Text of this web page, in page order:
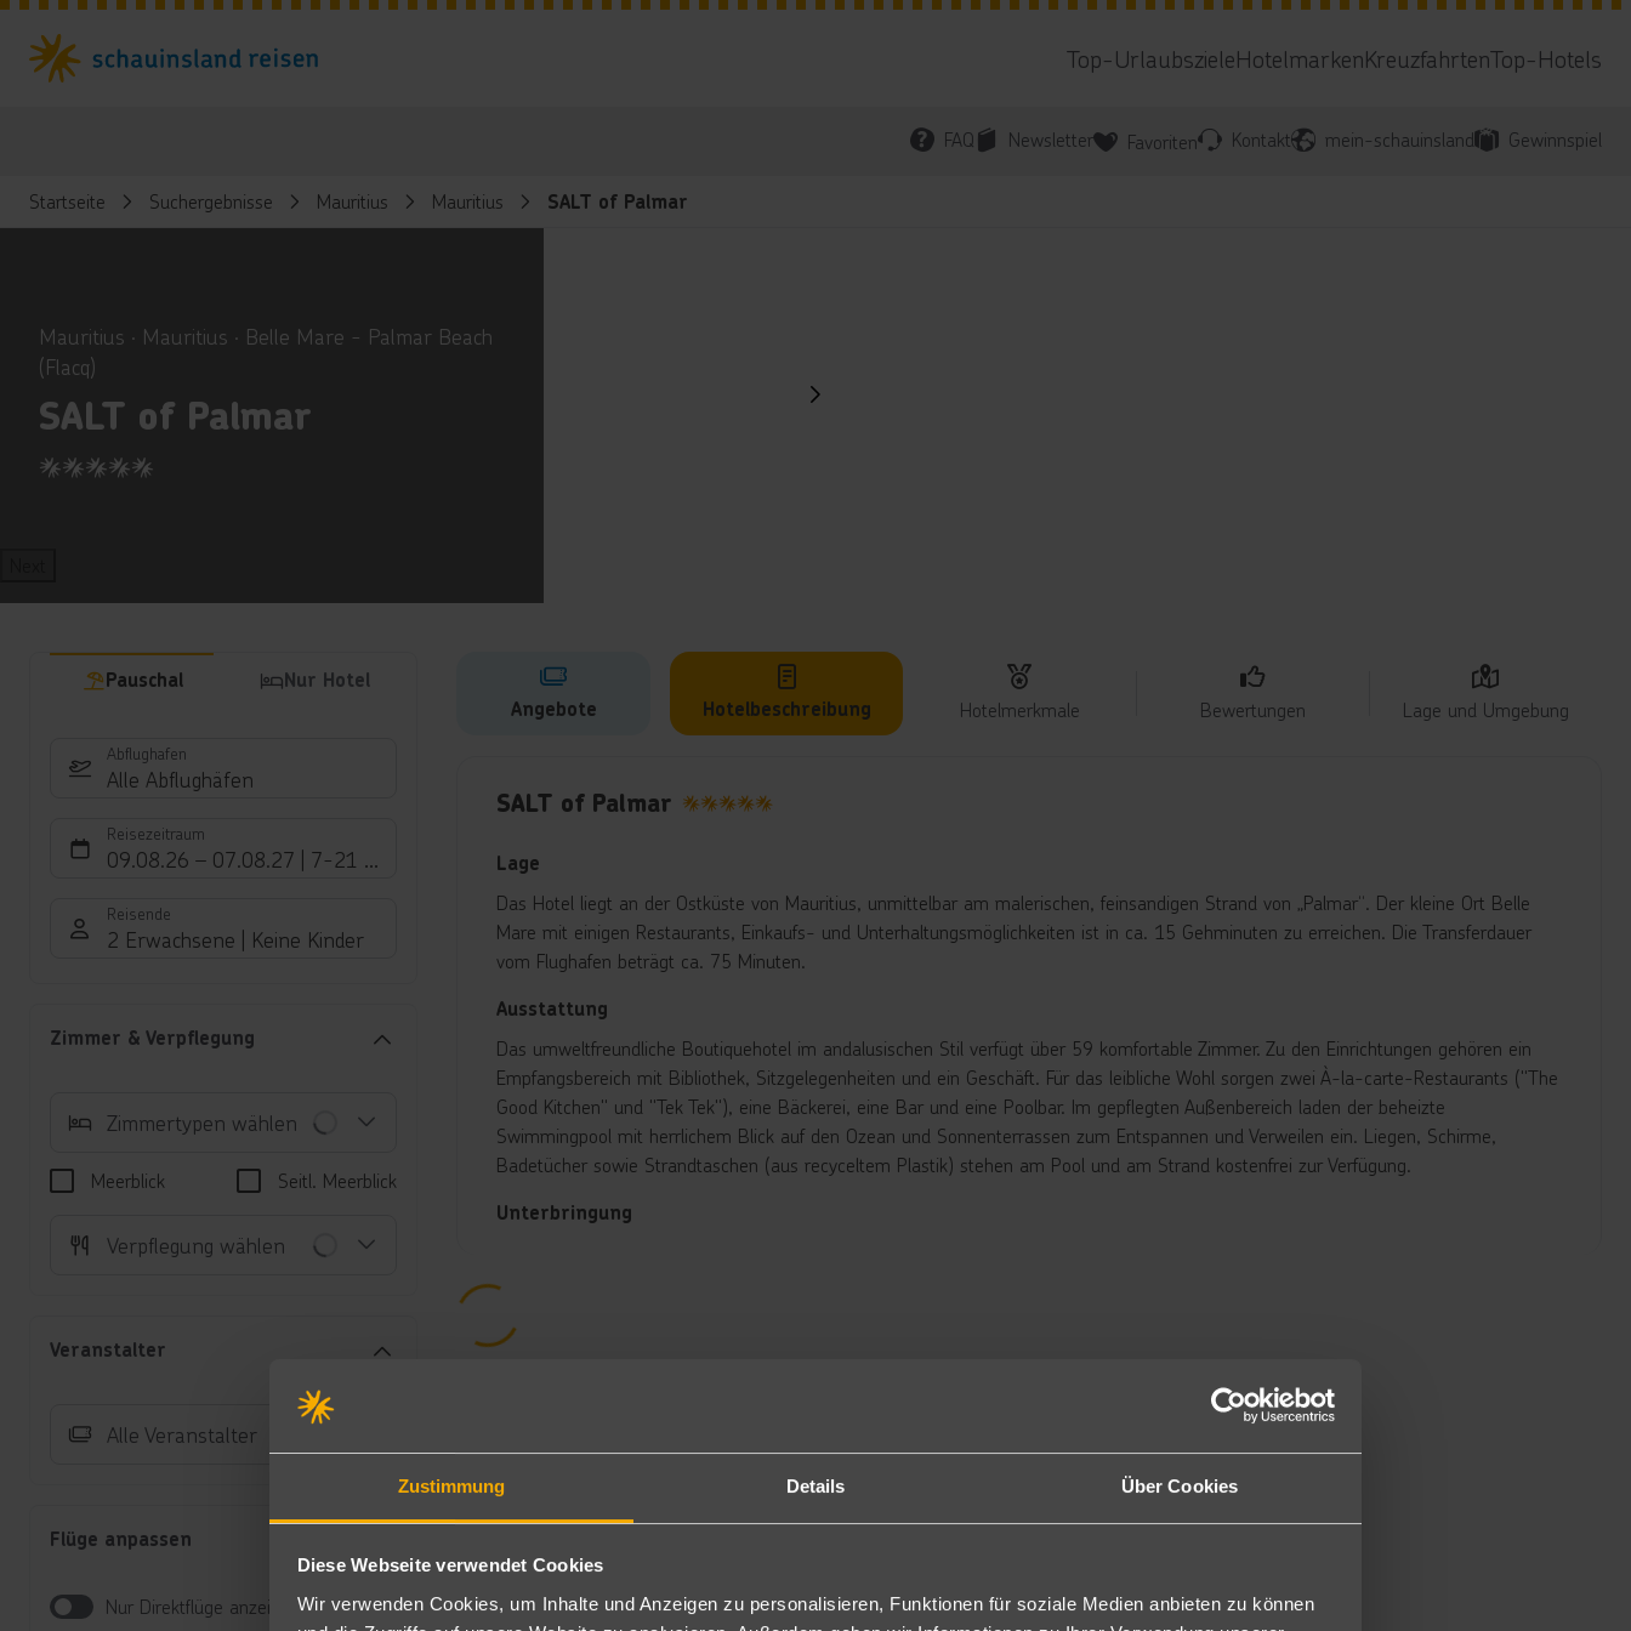
Zustimmung Details Über Cookies
Diese Webseite verwendet Cookies
Wir verwenden Cookies, um Inhalte und Anzeigen zu personalisieren, Funktionen für soziale Medien anbieten zu können
Top-UrlaubszieleHotelmarkenKreuzfahrtenTop-Hotels
FAQ Newsletter Favoriten Kontakt mein-schauinsland Gewinnspiel
Startseite Suchergebnisse Mauritius Mauritius SALT of Palmar
Mauritius ∙ Mauritius ∙ Belle Mare - Palmar Beach
(Flacq)
SALT of Palmar
5
Pauschal Nur Hotel
Abflughafen
Alle Abflughäfen
Reisezeitraum
09.08.26 – 07.08.27 7-21 Nächte
Reisende
2 Erwachsene Keine Kinder
Zimmer & Verpflegung
Zimmertypen wählen
Meerblick Seitl. Meerblick
Verpflegung wählen
Veranstalter
Alle Veranstalter
Flüge anpassen
Nur Direktflüge anzeigen
Angebote Hotelbeschreibung Hotelmerkmale Bewertungen Lage und Umgebung
SALT of Palmar
Lage
Das Hotel liegt an der Ostküste von Mauritius, unmittelbar am malerischen, feinsandigen Strand von „Palmar“. Der kleine Ort Belle
Mare mit einigen Restaurants, Einkaufs- und Unterhaltungsmöglichkeiten ist in ca. 15 Gehminuten zu erreichen. Die Transferdauer
vom Flughafen beträgt ca. 75 Minuten.
Ausstattung
Das umweltfreundliche Boutiquehotel im andalusischen Stil verfügt über 59 komfortable Zimmer. Zu den Einrichtungen gehören ein
Empfangsbereich mit Bibliothek, Sitzgelegenheiten und ein Geschäft. Für das leibliche Wohl sorgen zwei À-la-carte-Restaurants ("The
Good Kitchen" und "Tek Tek"), eine Bäckerei, eine Bar und eine Poolbar. Im gepflegten Außenbereich laden der beheizte
Swimmingpool mit herrlichem Blick auf den Ozean und Sonnenterrassen zum Entspannen und Verweilen ein. Liegen, Schirme,
Badetücher sowie Strandtaschen (aus recyceltem Plastik) stehen am Pool und am Strand kostenfrei zur Verfügung.
Unterbringung
Frühstück und Abendessen in à la carte Form. Hausgemachte Snacks und Tee zum Frühstück. Bei VP zusätzlich Mittagessen à la
carte.
Zusätzlich stehen wiederverwendbare Wasserflaschen in der Hotelanlage gegen Gebühr zur Verfügung, die kostenlos mit frischem
Mineralwasser befüllt werden können.
All Inclusive